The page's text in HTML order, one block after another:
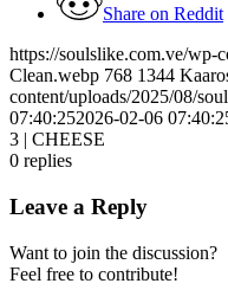
Share on Reddit
https://soulslike.com.ve/wp-
Clean.webp 768 1344
content/uploads/2025/08/
07:40:252026-02-06
3 | CHEESE
0 replies
Leave a Reply
Want to join the discussion?
Feel free to contribute!